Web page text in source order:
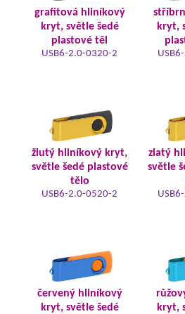
grafitová hliníkový
kryt, světle šedé
plastové těl
USB6-2.0-0320-2
kryt,
žlutý hliníkový kryt,
světle šedé plastové
tělo
USB6-2.0-0520-2
zlatý
světle
červený hliníkový
kryt, světle šedé
kryt,